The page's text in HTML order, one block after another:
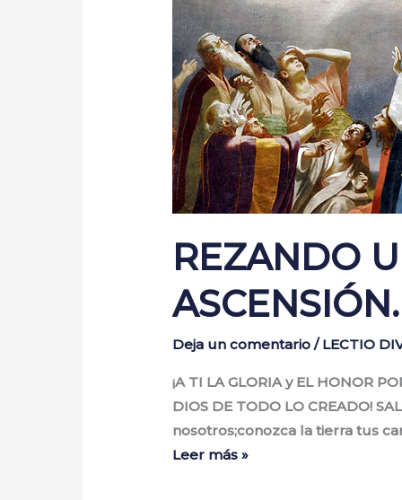
REZANDO
ASCENSIÓN.
Deja un comentario /LECTIO
¡A TI LA GLORIA y EL HONOR
DIOS DE TODO LO CREADO!
nosotros;conozca la tierra tus
Leer más »